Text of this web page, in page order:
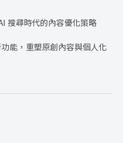
搜尋時代的內容優化策略
能，重塑原創內容與個人化